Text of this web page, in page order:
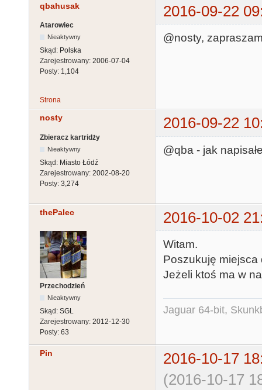
qbahusak 2016-09-22
Atarowiec
Nieaktywny
Skąd: Polska
Zarejestrowany: 2006-07-04
Posty: 1,104
@nosty,
Strona
nosty 2016-09-22
Zbieracz kartridży
Nieaktywny
Skąd: Miasto Łódź
Zarejestrowany: 2002-08-20
Posty: 3,274
@qba - jak
thePalec 2016-10-02
Przechodzień
Nieaktywny
Skąd: SGL
Zarejestrowany: 2012-12-30
Posty: 63
Witam.
Poszukuję miejsca
Jeżeli ktoś ma w
Jaguar 64-bit,
Pin
2016-10-17
(2016-10-17